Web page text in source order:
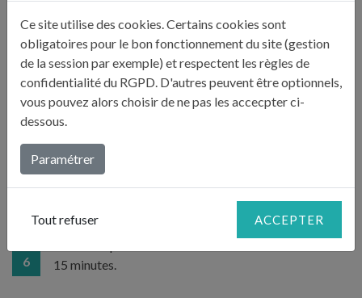
Couvrez d’un papier d’aluminium sans le rabbattre sur
les bords pour que la vapeur s’échappe et enfournez
pour 1 h sur la plaque.
Retirez le moule du four. Augmentez le four à 220°C.
enfoncées dans leur jus et remettez au four sans
couvrir pendant 20 minutes. Sortez la pâte du
réfrigérateur.
6
15 minutes.
Ce site utilise des cookies. Certains cookies sont
obligatoires pour le bon fonctionnement du site (gestion
de la session par exemple) et respectent les règles de
confidentialité du RGPD. D'autres peuvent être optionnels,
vous pouvez alors choisir de ne pas les accecpter ci-
dessous.
Paramétrer
Tout refuser ACCEPTER